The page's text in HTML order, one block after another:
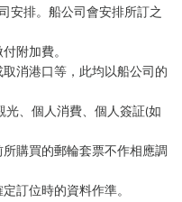
安排。船公司會安排所訂之
附加費。
消港口等，此均以船公司的
光、個人消費、個人簽証(如
購買的郵輪套票不作相應調
訂位時的資料作準。